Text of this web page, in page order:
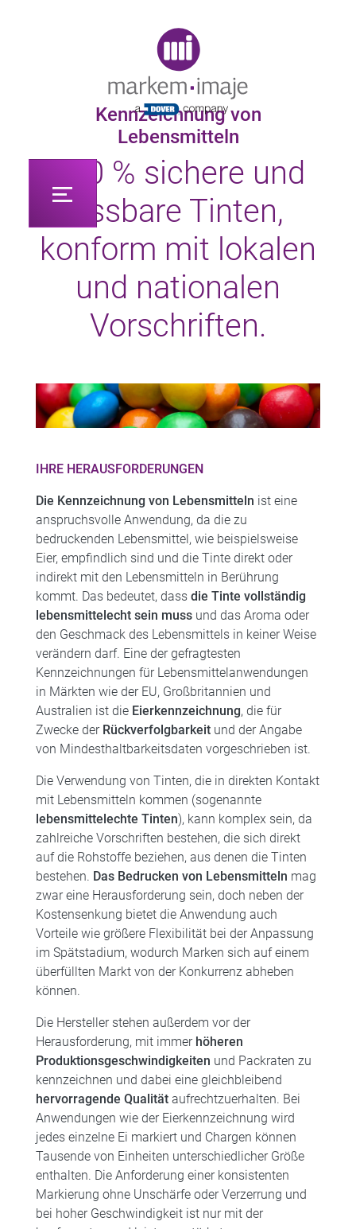
Kennzeichnung von
Lebensmitteln
100 % sichere und
essbare Tinten,
konform mit lokalen
und nationalen
Vorschriften.
IHRE HERAUSFORDERUNGEN
Die Kennzeichnung von Lebensmitteln ist eine
anspruchsvolle Anwendung, da die zu
bedruckenden Lebensmittel, wie beispielsweise
Eier, empfindlich sind und die Tinte direkt oder
indirekt mit den Lebensmitteln in Berührung
kommt. Das bedeutet, dass die Tinte vollständig
lebensmittelecht sein mussund das Aroma oder
den Geschmack des Lebensmittels in keiner Weise
verändern darf. Eine der gefragtesten
Kennzeichnungen für Lebensmittelanwendungen
in Märkten wie der EU, Großbritannien und
Australien ist die Eierkennzeichnung, die für
Zwecke der Rückverfolgbarkeitund der Angabe
von Mindesthaltbarkeitsdaten vorgeschrieben ist.
Die Verwendung von Tinten, die in direkten Kontakt
mit Lebensmitteln kommen (sogenannte
lebensmittelechte Tinten), kann komplex sein, da
zahlreiche Vorschriften bestehen, die sich direkt
auf die Rohstoffe beziehen, aus denen die Tinten
bestehen. Das Bedrucken von Lebensmitteln mag
zwar eine Herausforderung sein, doch neben der
Kostensenkung bietet die Anwendung auch
Vorteile wie größere Flexibilität bei der Anpassung
im Spätstadium, wodurch Marken sich auf einem
überfüllten Markt von der Konkurrenz abheben
können.
Die Hersteller stehen außerdem vor der
Herausforderung, mit immer höheren
Produktionsgeschwindigkeiten und Packraten zu
kennzeichnen und dabei eine gleichbleibend
hervorragende Qualitätaufrechtzuerhalten. Bei
Anwendungen wie der Eierkennzeichnung wird
jedes einzelne Ei markiert und Chargen können
Tausende von Einheiten unterschiedlicher Größe
enthalten. Die Anforderung einer konsistenten
Markierung ohne Unschärfe oder Verzerrung und
bei hoher Geschwindigkeit ist nur mit der